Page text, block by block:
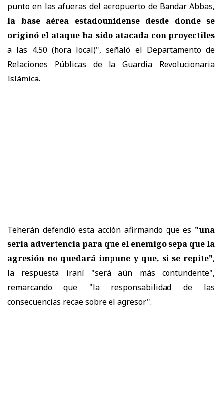
punto en las afueras del aeropuerto de Bandar Abbas,
la base aérea estadounidense desde donde se
originó el ataque ha sido atacada con proyectiles
a las 4.50 (hora local)", señaló el Departamento de
Relaciones Públicas de la Guardia Revolucionaria
Islámica.
Teherán defendió esta acción afirmando que es "una
seria advertencia para que el enemigo sepa que la
agresión no quedará impune y que, si se repite",
la respuesta iraní "será aún más contundente",
remarcando que "la responsabilidad de las
consecuencias recae sobre el agresor".